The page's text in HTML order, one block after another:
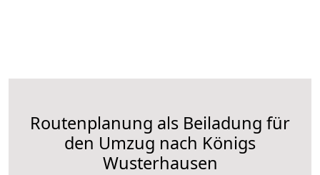
Routenplanung als Beiladung für
den Umzug nach Königs
Wusterhausen